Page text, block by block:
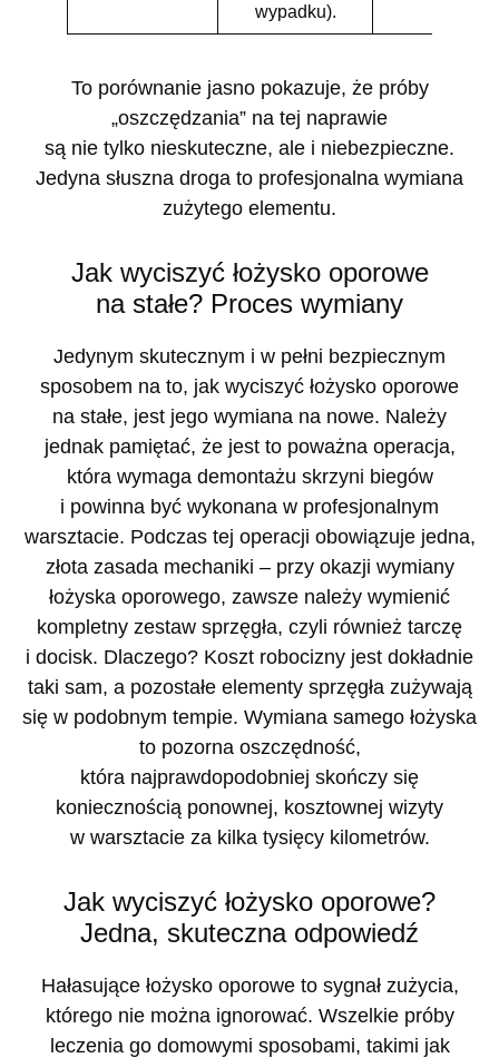
wypadku).
To porównanie jasno pokazuje, że próby
„oszczędzania” na tej naprawie
są nie tylko nieskuteczne, ale i niebezpieczne.
Jedyna słuszna droga to profesjonalna wymiana
zużytego elementu.
Jak wyciszyć łożysko oporowe
na stałe? Proces wymiany
Jedynym skutecznym i w pełni bezpiecznym
sposobem na to, jak wyciszyć łożysko oporowe
na stałe, jest jego wymiana na nowe. Należy
jednak pamiętać, że jest to poważna operacja,
która wymaga demontażu skrzyni biegów
i powinna być wykonana w profesjonalnym
warsztacie. Podczas tej operacji obowiązuje jedna,
złota zasada mechaniki – przy okazji wymiany
łożyska oporowego, zawsze należy wymienić
kompletny zestaw sprzęgła, czyli również tarczę
i docisk. Dlaczego? Koszt robocizny jest dokładnie
taki sam, a pozostałe elementy sprzęgła zużywają
się w podobnym tempie. Wymiana samego łożyska
to pozorna oszczędność,
która najprawdopodobniej skończy się
koniecznością ponownej, kosztownej wizyty
w warsztacie za kilka tysięcy kilometrów.
Jak wyciszyć łożysko oporowe?
Jedna, skuteczna odpowiedź
Hałasujące łożysko oporowe to sygnał zużycia,
którego nie można ignorować. Wszelkie próby
leczenia go domowymi sposobami, takimi jak